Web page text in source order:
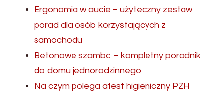
Ergonomia w aucie – użyteczny zestaw
porad dla osób korzystających z
samochodu
Betonowe szambo – kompletny poradnik
do domu jednorodzinnego
Na czym polega atest higieniczny PZH